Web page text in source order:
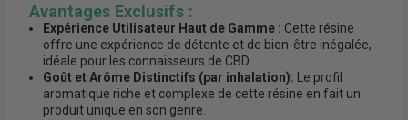
Avantages Exclusifs :
Expérience Utilisateur Haut de Gamme : Cette résine
offre une expérience de détente et de bien-être inégalée,
idéale pour les connaisseurs de CBD.
Goût et Arôme Distinctifs (par inhalation): Le profil
aromatique riche et complexe de cette résine en fait un
produit unique en son genre.